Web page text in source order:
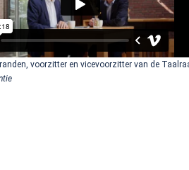
voorzitter en vicevoorzitter van de